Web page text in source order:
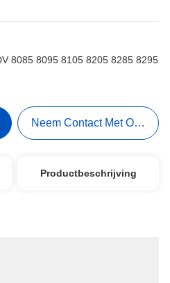
8085 8095 8105 8205 8285 8295
Neem Contact Met Ons Op
Productbeschrijving